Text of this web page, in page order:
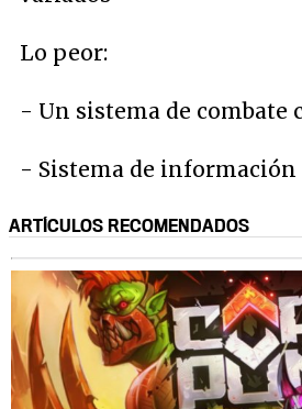
Lo peor:
- Un sistema de combate
- Sistema de información
ARTÍCULOS RECOMENDADOS